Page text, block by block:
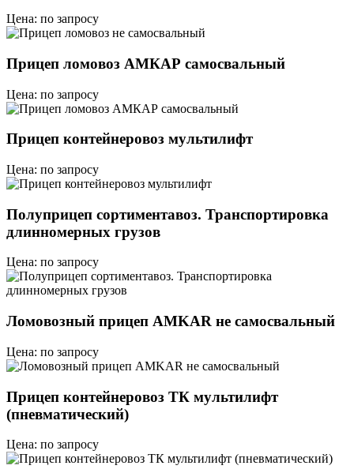
Цена: по запросу
Прицеп ломовоз АМКАР самосвальный
Цена: по запросу
Прицеп контейнеровоз мультилифт
Цена: по запросу
Полуприцеп сортиментавоз. Транспортировка
длинномерных грузов
Цена: по запросу
Ломовозный прицеп AMKAR не самосвальный
Цена: по запросу
Прицеп контейнеровоз ТК мультилифт
(пневматический)
Цена: по запросу